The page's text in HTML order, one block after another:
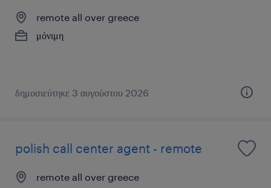
remote all over greece
μόνιμη
δημοσιεύτηκε 3 αυγούστου 2026
polish call center agent - remote
remote all over greece